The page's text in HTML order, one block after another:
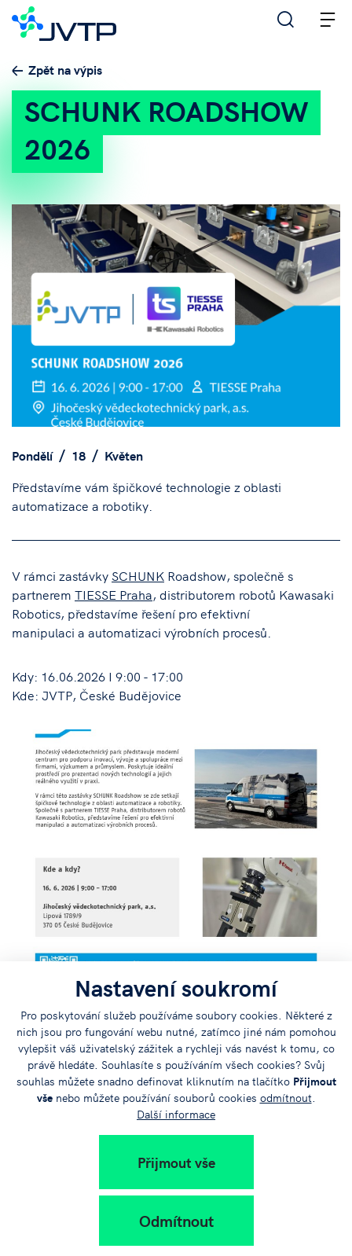
Nastavení soukromí
Pro poskytování služeb používáme soubory cookies. Některé z
nich jsou pro fungování webu nutné, zatímco jiné nám pomohou
vylepšit váš uživatelský zážitek a rychleji vás navést k tomu, co
právě hledáte. Souhlasíte s používáním všech cookies? Svůj
souhlas můžete snadno definovat kliknutím na tlačítko Přijmout
všenebo můžete používání souborů cookies odmítnout.
Další informace
Přijmout vše
Odmítnout
Zpět na výpis
SCHUNK ROADSHOW
2026
Pondělí 18
Květen
Představíme vám špičkové technologie z oblasti
automatizace a robotiky.
V rámci zastávky SCHUNK Roadshow, společně s
partnerem TIESSE Praha, distributorem robotů Kawasaki
Robotics, představíme řešení pro efektivní
manipulaci a automatizaci výrobních procesů.
Kdy: 16.06.2026 I 9:00 - 17:00
Kde: JVTP, České Budějovice
Sdílejte
článek na:
+420 383 579 111